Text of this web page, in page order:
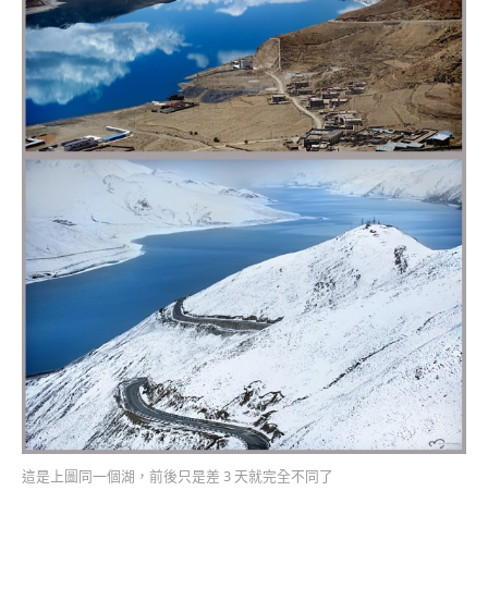
這是上圖同一個湖，前後只是差 3 天就完全不同了